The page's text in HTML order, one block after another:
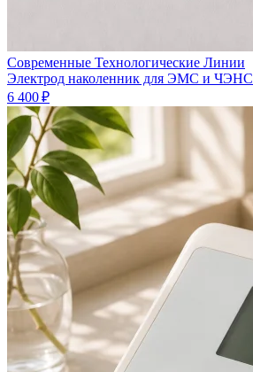
Современные Технологические Линии
Электрод наколенник для ЭМС и ЧЭНС
6 400 ₽